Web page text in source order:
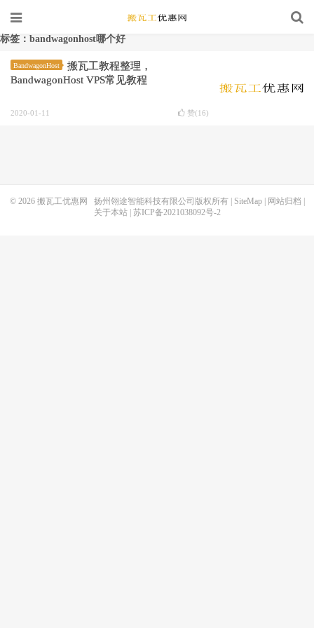
标签：bandwagonhost哪个好
BandwagonHost
搬瓦工教程整理，
BandwagonHost VPS常见教程
2020-01-11 赞(16)
© 2026 搬瓦工优惠网 扬州翎途智能科技有限公司版权所有 | SiteMap| 网站归档
关于本站| 苏ICP备2021038092号-2